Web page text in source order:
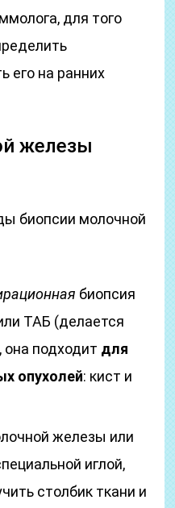
для того
его на ранних
железы
биопсии молочной
биопсия
ТАБ (делается
подходит для
опухолей: кист и
железы или
иглой,
столбик ткани и